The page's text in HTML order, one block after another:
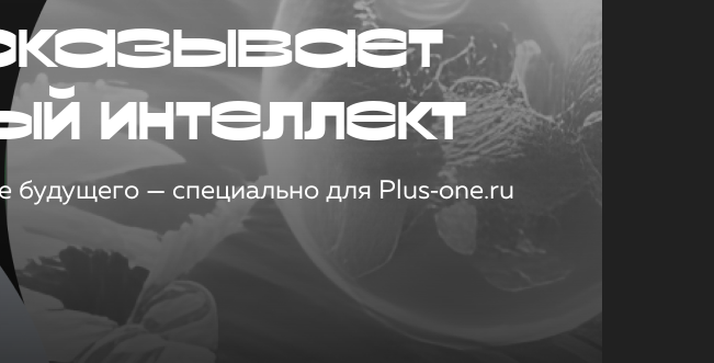
интеллект
будущего — специально для Plus‑one.ru